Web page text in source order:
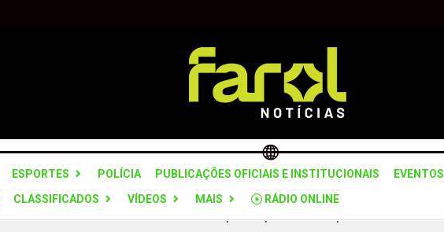
ESPORTES POLÍCIA PUBLICAÇÕES OFICIAIS E INSTITUCIONAIS EVENTOS
CLASSIFICADOS VÍDEOS MAIS RÁDIO ONLINE